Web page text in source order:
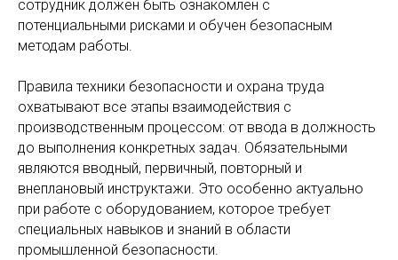
сотрудник должен быть ознакомлен с
потенциальными рисками и обучен безопасным
методам работы.
Правила техники безопасности и охрана труда
охватывают все этапы взаимодействия с
производственным процессом: от ввода в должность
до выполнения конкретных задач. Обязательными
являются вводный, первичный, повторный и
внеплановый инструктажи. Это особенно актуально
при работе с оборудованием, которое требует
специальных навыков и знаний в области
промышленной безопасности.